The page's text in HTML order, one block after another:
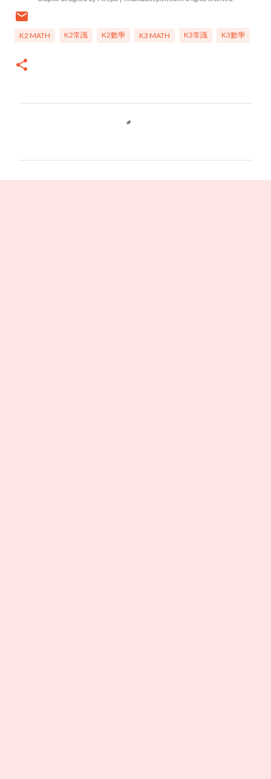
K2 MATH K2常識 K2數學 K3 MATH K3常識 K3數學